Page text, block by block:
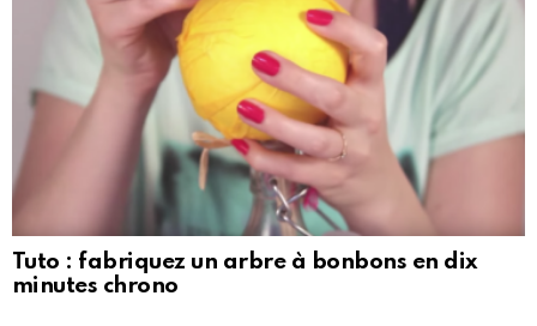
Tuto : fabriquez un arbre à bonbons en dix
minutes chrono